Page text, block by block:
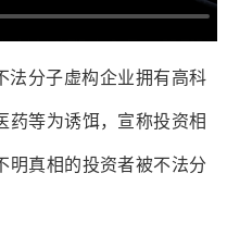
法分子虚构企业拥有高科
药等为诱饵，宣称投资相
明真相的投资者被不法分